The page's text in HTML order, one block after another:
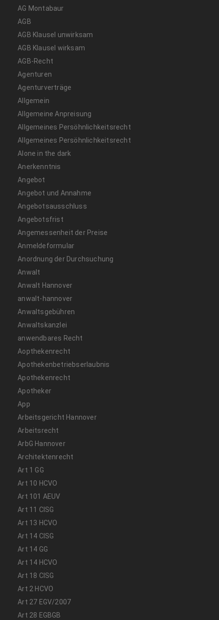
AG Montabaur
AGB
AGB Klausel unwirksam
AGB Klausel wirksam
AGB-Recht
Agenturen
Agenturverträge
Allgemein
Allgemeine Anpreisung
Allgemeines Persöhnlichkeitsrecht
Allgemeines Persöhnlichkeitsrecht
Alone in the dark
Anerkenntnis
Angebot
Angebot und Annahme
Angebotsausschluss
Angebotsfrist
Angemessenheit der Preise
Anmeldeformular
Anordnung der Durchsuchung
Anwalt
Anwalt Hannover
anwalt-hannover
Anwaltsgebühren
Anwaltskanzlei
anwendbares Recht
Aopthekenrecht
Apothekenbetriebserlaubnis
Apothekenrecht
Apotheker
App
Arbeitsgericht Hannover
Arbeitsrecht
ArbG Hannover
Architektenrecht
Art 1 GG
Art 10 HCVO
Art 101 AEUV
Art 11 CISG
Art 13 HCVO
Art 14 CISG
Art 14 GG
Art 14 HCVO
Art 18 CISG
Art 2 HCVO
Art 27 EGV/2007
Art 28 EGBGB